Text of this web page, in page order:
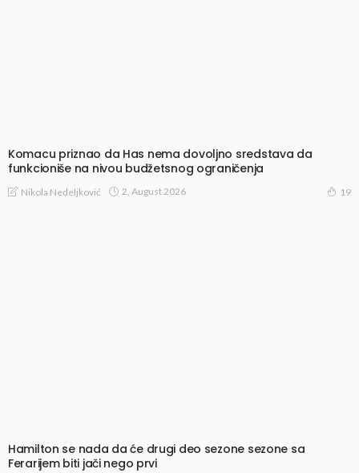
Komacu priznao da Has nema dovoljno sredstava da
funkcioniše na nivou budžetsnog ograničenja
Nikola Nedeljković 2, August 2026 19
Hamilton se nada da će drugi deo sezone sezone sa
Ferarijem biti jači nego prvi